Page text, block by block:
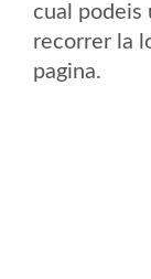
cual podeis
recorrer la
pagina.